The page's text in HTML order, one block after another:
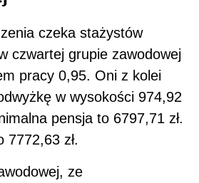
czeka stażystów
czwartej grupie zawodowej
pracy 0,95. Oni z kolei
w wysokości 974,92
pensja to 6797,71 zł.
7772,63 zł.
ze